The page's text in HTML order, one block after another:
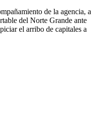
de la agencia, a
del Norte Grande ante
el arribo de capitales a